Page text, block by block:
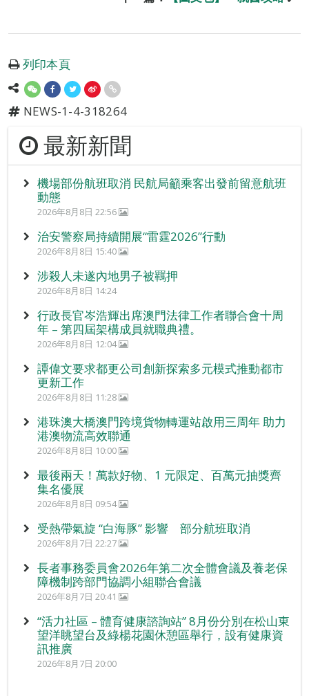
列印本頁
NEWS-1-4-318264
最新新聞
機場部份航班取消 民航局籲乘客出發前留意航班
動態
2026年8月8日 22:56
治安警察局持續開展“雷霆2026”行動
2026年8月8日 15:40
涉殺人未遂內地男子被羈押
2026年8月8日 14:24
行政長官岑浩輝出席澳門法律工作者聯合會十周
年 – 第四屆架構成員就職典禮。
2026年8月8日 12:04
譚偉文要求都更公司創新探索多元模式推動都市
更新工作
2026年8月8日 11:28
港珠澳大橋澳門跨境貨物轉運站啟用三周年 助力
港澳物流高效聯通
2026年8月8日 10:00
最後兩天！萬款好物、1 元限定、百萬元抽獎齊
集名優展
2026年8月8日 09:54
受熱帶氣旋 “白海豚” 影響 部分航班取消
2026年8月7日 22:27
長者事務委員會2026年第二次全體會議及養老保
障機制跨部門協調小組聯合會議
2026年8月7日 20:41
“活力社區 – 體育健康諮詢站” 8月份分別在松山東
望洋眺望台及綠楊花園休憩區舉行，設有健康資
訊推廣
2026年8月7日 20:00